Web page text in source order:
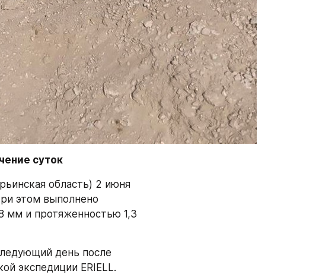
суток
область) 2 июня
этом выполнено
мм и протяженностью 1,3
день после
экспедиции ERIELL.